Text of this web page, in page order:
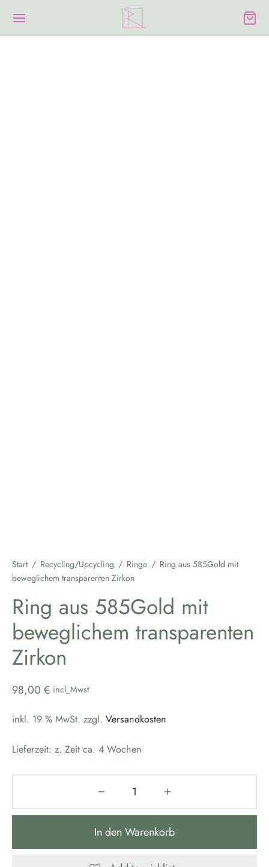
Start / Recycling/Upcycling / Ringe / Ring aus 585Gold mit
beweglichem transparenten Zirkon
Ring aus 585Gold mit
beweglichem transparenten
Zirkon
98,00 € incl_Mwst
inkl. 19 % MwSt. zzgl. Versandkosten
Lieferzeit: z. Zeit ca. 4 Wochen
In den Warenkorb